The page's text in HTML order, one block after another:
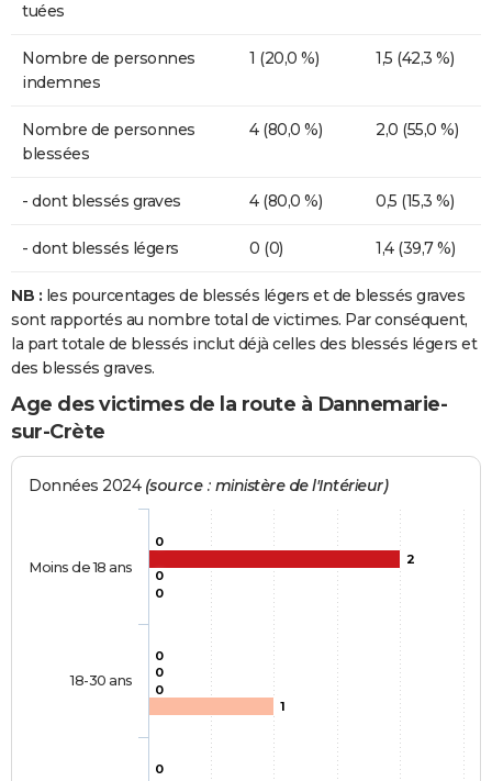
tuées
Nombre de personnes
indemnes
1 (20,0 %) 1,5 (42,3 %)
Nombre de personnes
blessées
4 (80,0 %) 2,0 (55,0 %)
- dont blessés graves 4 (80,0 %) 0,5 (15,3 %)
- dont blessés légers 0 (0) 1,4 (39,7 %)
NB : les pourcentages de blessés légers et de blessés graves
sont rapportés au nombre total de victimes. Par conséquent,
la part totale de blessés inclut déjà celles des blessés légers et
des blessés graves.
Age des victimes de la route à Dannemarie-
sur-Crète
Données 2024 (source : ministère de l'Intérieur)
0
0
0
2
0
0
0
0
1
Moins de 18 ans
18-30 ans